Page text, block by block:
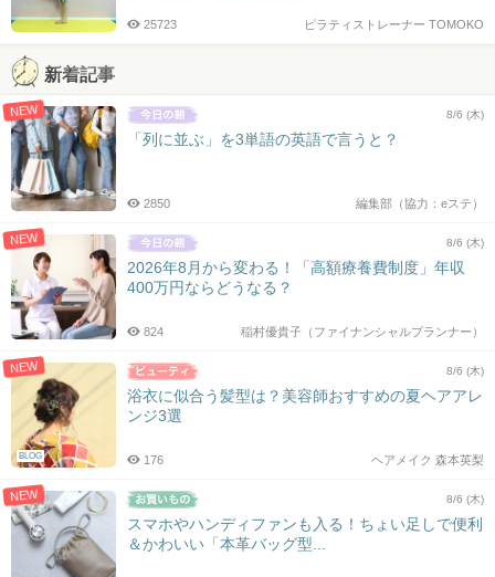
ピラティストレーナー TOMOKO
25723
新着記事
NEW 8/6 (木)
「列に並ぶ」を3単語の英語で言うと？
編集部（協力：eステ）
2850
NEW 8/6 (木)
2026年8月から変わる！「高額療養費制度」年収
400万円ならどうなる？
稲村優貴子（ファイナンシャルプランナー）
824
NEW
BLOG
8/6 (木)
浴衣に似合う髪型は？美容師おすすめの夏ヘアアレ
ンジ3選
ヘアメイク 森本英梨
176
NEW 8/6 (木)
スマホやハンディファンも入る！ちょい足しで便利
＆かわいい「本革バッグ型...